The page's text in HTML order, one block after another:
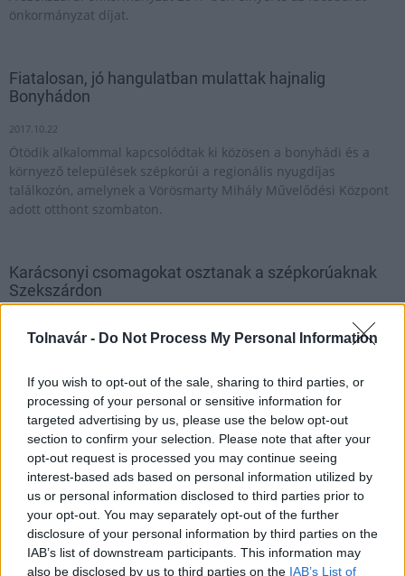
Tolnavár - Do Not Process My Personal Information
If you wish to opt-out of the sale, sharing to third parties, or
processing of your personal or sensitive information for
targeted advertising by us, please use the below opt-out
section to confirm your selection. Please note that after your
opt-out request is processed you may continue seeing
interest-based ads based on personal information utilized by
us or personal information disclosed to third parties prior to
your opt-out. You may separately opt-out of the further
disclosure of your personal information by third parties on the
IAB’s list of downstream participants. This information may
also be disclosed by us to third parties on the IAB’s List of
önkormányzat díjat.
Fiatalosan, jó hangulatban mulattak hajnalig
Bonyhádon
2017.10.22
Ötödik alkalommal kapcsolódtak ki közösen a bonyhádi és a
környező települések szépkorúi a regionális nyugdíjas
találkozón, amelynek a Vörösmarty Mihály Művelődési Központ
adott otthont szombaton.
Karácsonyi csomagokat osztanak a szépkorúaknak
Szekszárdon